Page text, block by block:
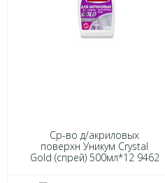
Ср-во д/акриловых
поверхн Уникум Crystal
Gold (спрей) 500мл*12 9462